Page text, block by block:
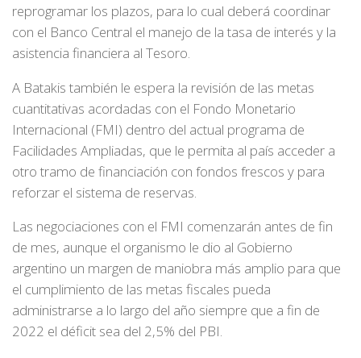
reprogramar los plazos, para lo cual deberá coordinar
con el Banco Central el manejo de la tasa de interés y la
asistencia financiera al Tesoro.
A Batakis también le espera la revisión de las metas
cuantitativas acordadas con el Fondo Monetario
Internacional (FMI) dentro del actual programa de
Facilidades Ampliadas, que le permita al país acceder a
otro tramo de financiación con fondos frescos y para
reforzar el sistema de reservas.
Las negociaciones con el FMI comenzarán antes de fin
de mes, aunque el organismo le dio al Gobierno
argentino un margen de maniobra más amplio para que
el cumplimiento de las metas fiscales pueda
administrarse a lo largo del año siempre que a fin de
2022 el déficit sea del 2,5% del PBI.